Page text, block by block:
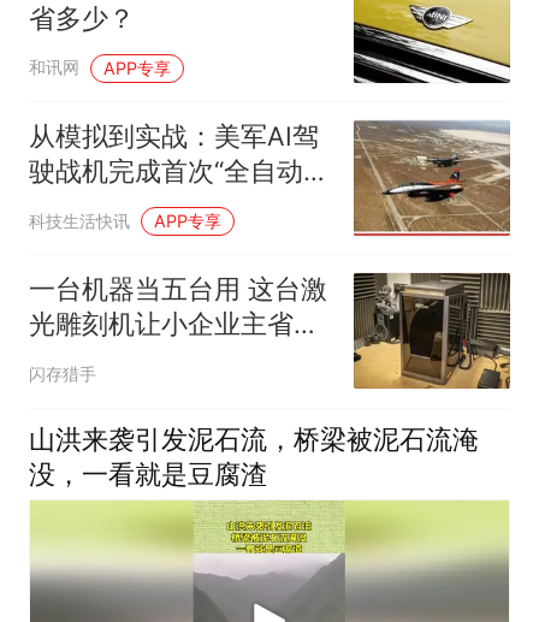
省多少？
和讯网 APP专享
从模拟到实战：美军AI驾
驶战机完成首次“全自动”
拦截
科技生活快讯 APP专享
一台机器当五台用 这台激
光雕刻机让小企业主省下
空间和成本
闪存猎手
山洪来袭引发泥石流，桥梁被泥石流淹
没，一看就是豆腐渣